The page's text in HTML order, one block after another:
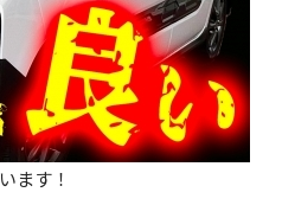
ます！